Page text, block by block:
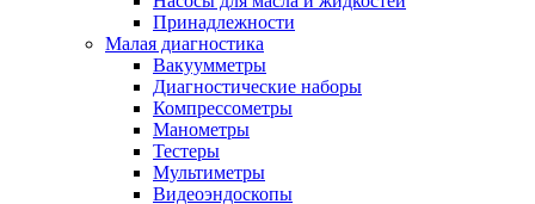
Принадлежности
Малая диагностика
Вакуумметры
Диагностические наборы
Компрессометры
Манометры
Тестеры
Мультиметры
Видеоэндоскопы